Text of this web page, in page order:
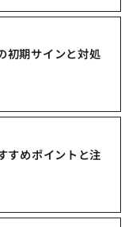
初期サインと対処
すめポイントと注